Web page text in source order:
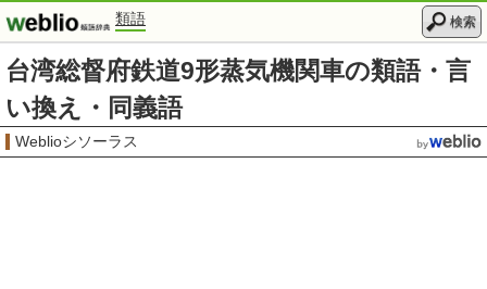
類語 検索
台湾総督府鉄道9形蒸気機関車の類語・言
い換え・同義語
Weblioシソーラス